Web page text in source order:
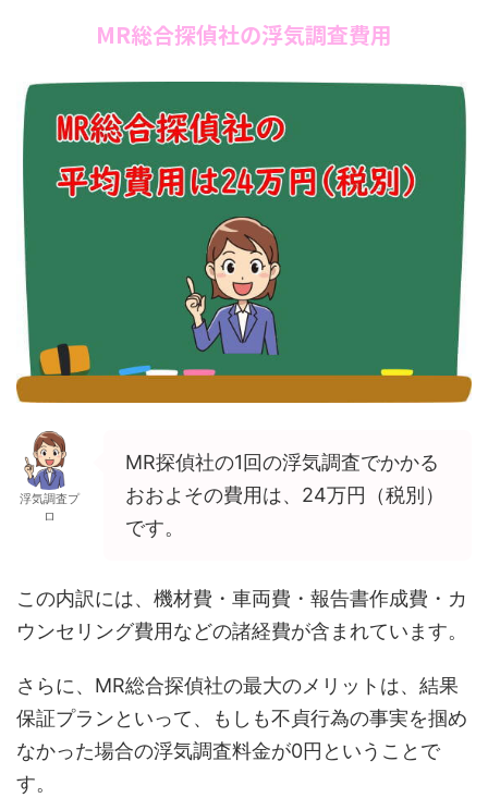
MR総合探偵社の浮気調査費用
浮気調査プ
ロ
MR探偵社の1回の浮気調査でかかる
おおよその費用は、24万円（税別）
です。
この内訳には、機材費・車両費・報告書作成費・カ
ウンセリング費用などの諸経費が含まれています。
さらに、MR総合探偵社の最大のメリットは、結果
保証プランといって、もしも不貞行為の事実を掴め
なかった場合の浮気調査料金が0円ということで
す。